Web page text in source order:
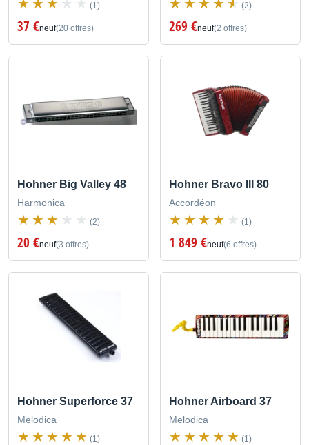
(1)
37 €neuf(20 offres)
(2)
269 €neuf(2 offres)
Hohner Big Valley 48
Harmonica
(2)
20 €neuf(3 offres)
Hohner Bravo III 80
Accordéon
(1)
1 849 €neuf(6 offres)
Hohner Superforce 37
Melodica
(1)
Hohner Airboard 37
Melodica
(1)